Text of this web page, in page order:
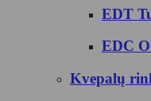
EDT
EDC
Kvepalų